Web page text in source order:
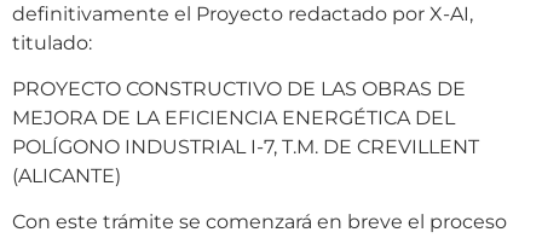
definitivamente el Proyecto redactado por X-AI,
titulado:
PROYECTO CONSTRUCTIVO DE LAS OBRAS DE
MEJORA DE LA EFICIENCIA ENERGÉTICA DEL
POLÍGONO INDUSTRIAL I-7, T.M. DE CREVILLENT
(ALICANTE)
Con este trámite se comenzará en breve el proceso